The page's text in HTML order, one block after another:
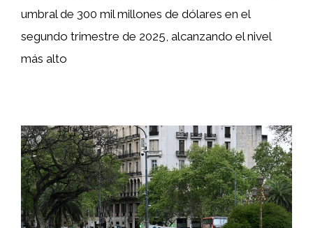
umbral de 300 mil millones de dólares en el
segundo trimestre de 2025, alcanzando el nivel
más alto